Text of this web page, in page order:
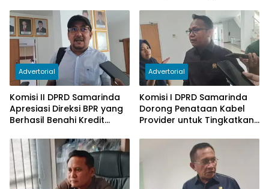
Subsidi Berkurang
Advertorial
Komisi II DPRD Samarinda
Apresiasi Direksi BPR yang
Berhasil Benahi Kredit
Advertorial
Komisi I DPRD Samarinda
Dorong Penataan Kabel
Provider untuk Tingkatkan